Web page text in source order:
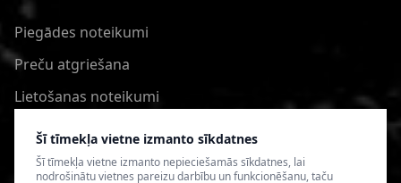
Šī tīmekļa vietne izmanto sīkdatnes
Šī tīmekļa vietne izmanto nepieciešamās sīkdatnes, lai
nodrošinātu vietnes pareizu darbību un funkcionēšanu, taču
Piegādes noteikumi
Preču atgriešana
Lietošanas noteikumi
Privātuma politika